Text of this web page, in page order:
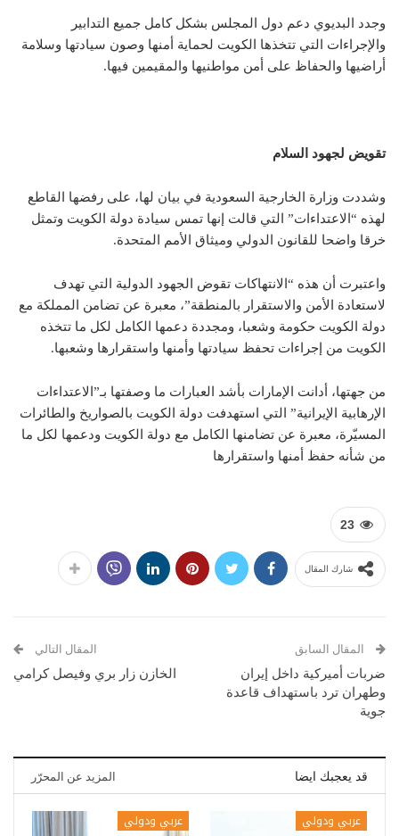
وجدد البديوي دعم دول المجلس بشكل كامل جميع التدابير
والإجراءات التي تتخذها الكويت لحماية أمنها وصون سيادتها وسلامة
أراضيها والحفاظ على أمن مواطنيها والمقيمين فيها.
تقويض لجهود السلام
وشددت وزارة الخارجية السعودية في بيان لها، على رفضها القاطع
لهذه “الاعتداءات” التي قالت إنها تمس سيادة دولة الكويت وتمثل
خرقا واضحا للقانون الدولي وميثاق الأمم المتحدة.
واعتبرت أن هذه “الانتهاكات تقوض الجهود الدولية التي تهدف
لاستعادة الأمن والاستقرار بالمنطقة”، معبرة عن تضامن المملكة مع
دولة الكويت حكومة وشعبا، ومجددة دعمها الكامل لكل ما تتخذه
الكويت من إجراءات تحفظ سيادتها وأمنها واستقرارها وشعبها.
من جهتها، أدانت الإمارات بأشد العبارات ما وصفتها بـ”الاعتداءات
الإرهابية الإيرانية” التي استهدفت دولة الكويت بالصواريخ والطائرات
المسيّرة، معبرة عن تضامنها الكامل مع دولة الكويت ودعمها لكل ما
من شأنه حفظ أمنها واستقرارها
23
شارك المقال
المقال السابق
ضربات أميركية داخل إيران
وطهران ترد باستهداف قاعدة
جوية
المقال التالي
الخازن زار بري وفيصل كرامي
قد يعجبك ايضا المزيد عن المحرّر
عربي ودولي عربي ودولي